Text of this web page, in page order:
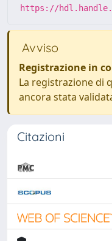
https://
Avviso
Registrazione in
La registrazione di
ancora stata
Citazioni